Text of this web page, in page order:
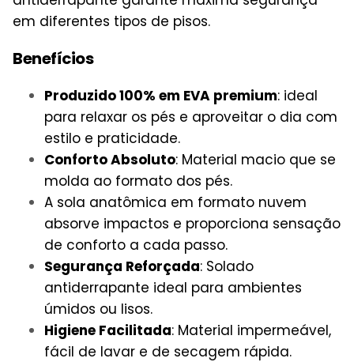
em diferentes tipos de pisos.
Benefícios
Produzido 100% em EVA premium: ideal
para relaxar os pés e aproveitar o dia com
estilo e praticidade.
Conforto Absoluto: Material macio que se
molda ao formato dos pés.
A sola anatômica em formato nuvem
absorve impactos e proporciona sensação
de conforto a cada passo.
Segurança Reforçada: Solado
antiderrapante ideal para ambientes
úmidos ou lisos.
Higiene Facilitada: Material impermeável,
fácil de lavar e de secagem rápida.